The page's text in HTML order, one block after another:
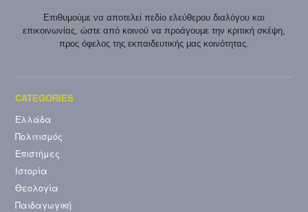
Επιθυμούμε να αποτελεί πεδίο ελεύθερου διαλόγου και
επικοινωνίας, ώστε από κοινού να προάγουμε την κριτική σκέψη,
προς όφελος της εκπαιδευτικής μας κοινότητας.
Ελλάδα
Πολιτισμός
Επιστήμες
Ιστορία
Θεολογία
Παιδαγωγική